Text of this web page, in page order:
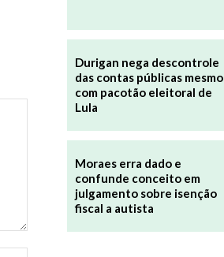
Durigan nega descontrole
das contas públicas mesmo
com pacotão eleitoral de
Lula
Moraes erra dado e
confunde conceito em
julgamento sobre isenção
fiscal a autista